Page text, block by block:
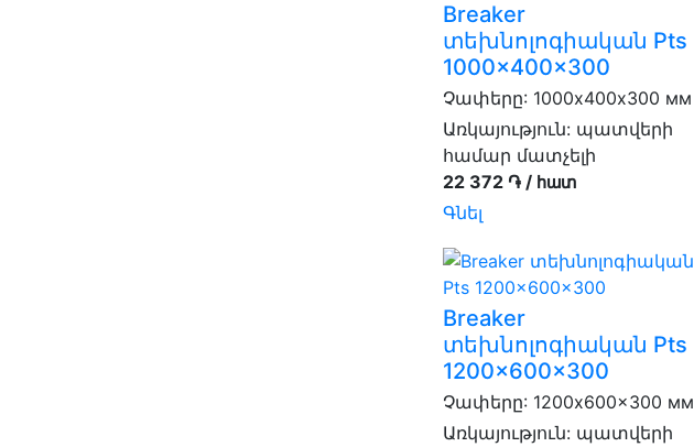
Breaker
տեխնոլոգիական Pts
1000x400x300
Չափերը: 1000х400х300 мм
Առկայություն: պատվերի
համար մատչելի
22 372 ֏ / հատ
Գնել
Breaker
տեխնոլոգիական Pts
1200x600x300
Չափերը: 1200x600x300 мм
Առկայություն: պատվերի